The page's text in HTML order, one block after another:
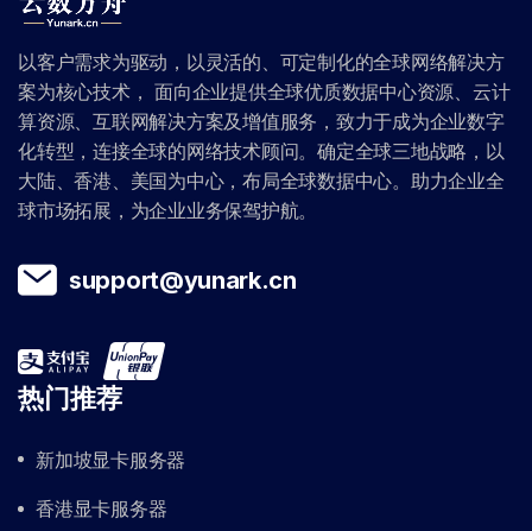
以客户需求为驱动，以灵活的、可定制化的全球网络解决方
案为核心技术， 面向企业提供全球优质数据中心资源、云计
算资源、互联网解决方案及增值服务，致力于成为企业数字
化转型，连接全球的网络技术顾问。确定全球三地战略，以
大陆、香港、美国为中心，布局全球数据中心。助力企业全
球市场拓展，为企业业务保驾护航。
support@yunark.cn
热门推荐
新加坡显卡服务器
香港显卡服务器